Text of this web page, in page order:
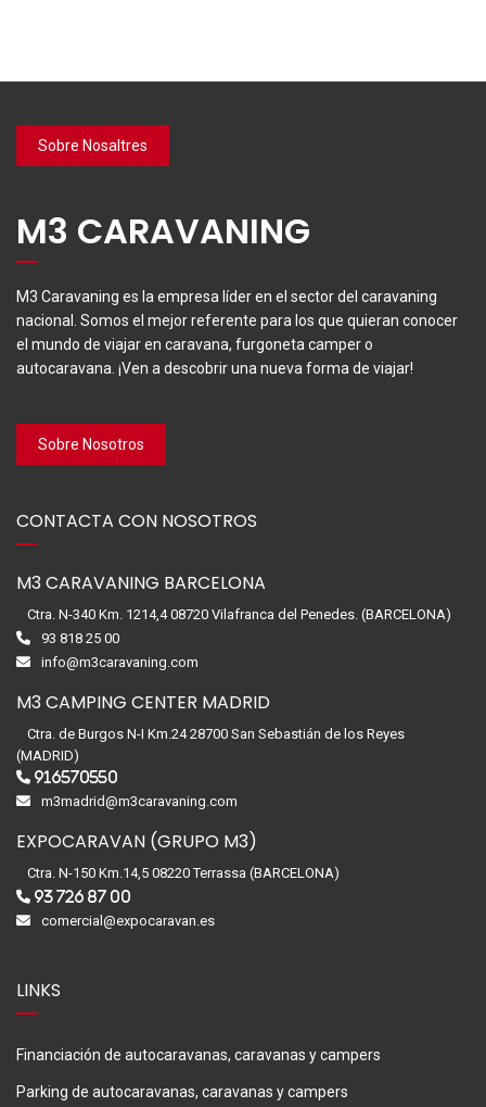
Sobre Nosaltres
M3 CARAVANING
M3 Caravaning es la empresa líder en el sector del caravaning
nacional. Somos el mejor referente para los que quieran conocer
el mundo de viajar en caravana, furgoneta camper o
autocaravana. ¡Ven a descobrir una nueva forma de viajar!
Sobre Nosotros
CONTACTA CON NOSOTROS
M3 CARAVANING BARCELONA
Ctra. N-340 Km. 1214,4 08720 Vilafranca del Penedes. (BARCELONA)
93 818 25 00
info@m3caravaning.com
M3 CAMPING CENTER MADRID
Ctra. de Burgos N-I Km.24 28700 San Sebastián de los Reyes
(MADRID)
916570550
m3madrid@m3caravaning.com
EXPOCARAVAN (GRUPO M3)
Ctra. N-150 Km.14,5 08220 Terrassa (BARCELONA)
93 726 87 00
comercial@expocaravan.es
LINKS
Financiación de autocaravanas, caravanas y campers
Parking de autocaravanas, caravanas y campers